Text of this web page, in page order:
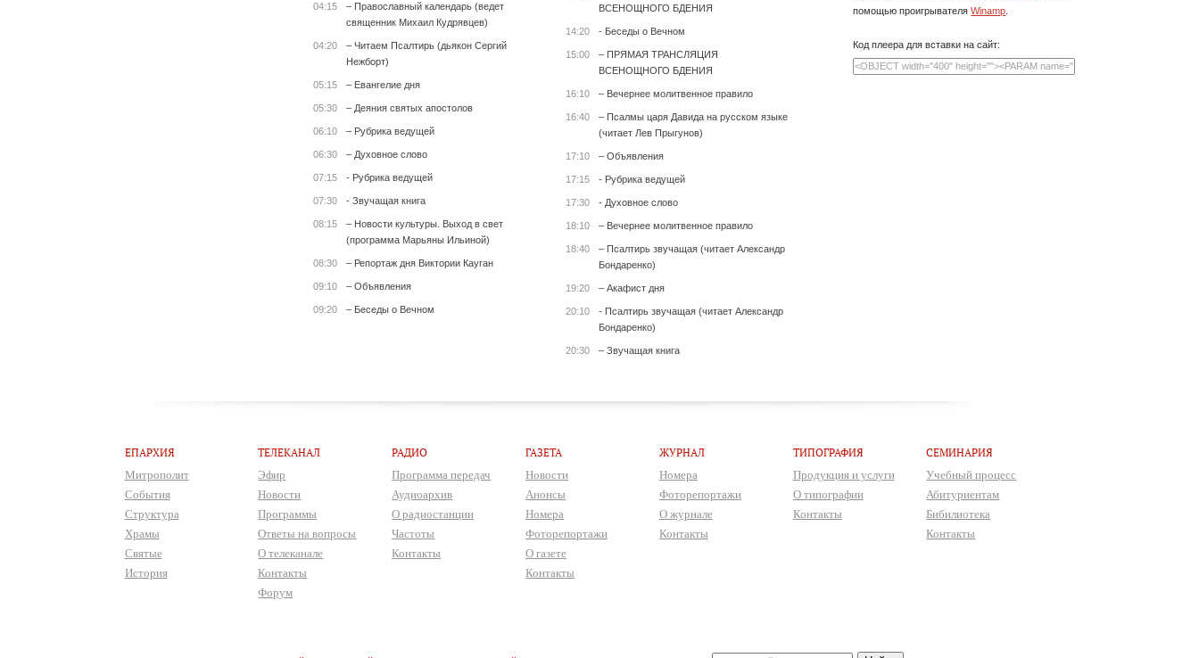
04:15
– Православный календарь (ведет
священник Михаил Кудрявцев)
04:20
– Читаем Псалтирь (дьякон Сергий
Нежборт)
05:15 – Евангелие дня
05:30 – Деяния святых апостолов
06:10 – Рубрика ведущей
06:30 – Духовное слово
07:15 - Рубрика ведущей
07:30 - Звучащая книга
08:15
– Новости культуры. Выход в свет
(программа Марьяны Ильиной)
08:30 – Репортаж дня Виктории Кауган
09:10 – Объявления
09:20 – Беседы о Вечном
ВСЕНОЩНОГО БДЕНИЯ
14:20 - Беседы о Вечном
15:00
– ПРЯМАЯ ТРАНСЛЯЦИЯ
ВСЕНОЩНОГО БДЕНИЯ
16:10 – Вечернее молитвенное правило
16:40
– Псалмы царя Давида на русском языке
(читает Лев Прыгунов)
17:10 – Объявления
17:15 - Рубрика ведущей
17:30 - Духовное слово
18:10 – Вечернее молитвенное правило
18:40
– Псалтирь звучащая (читает Александр
Бондаренко)
19:20 – Акафист дня
20:10
- Псалтирь звучащая (читает Александр
Бондаренко)
20:30 – Звучащая книга
помощью проигрывателяWinamp.
Код плеера для вставки на сайт:
ЕПАРХИЯ
Митрополит
События
Структура
Храмы
Святые
История
ТЕЛЕКАНАЛ
Эфир
Новости
Программы
Ответы на вопросы
О телеканале
Контакты
Форум
РАДИО
Программа передач
Аудиоархив
О радиостанции
Частоты
Контакты
ГАЗЕТА
Новости
Анонсы
Номера
Фоторепортажи
О газете
Контакты
ЖУРНАЛ
Номера
Фоторепортажи
О журнале
Контакты
ТИПОГРАФИЯ
Продукция и услуги
О типографии
Контакты
СЕМИНАРИЯ
Учебный процесс
Абитуриентам
Бибилиотека
Контакты